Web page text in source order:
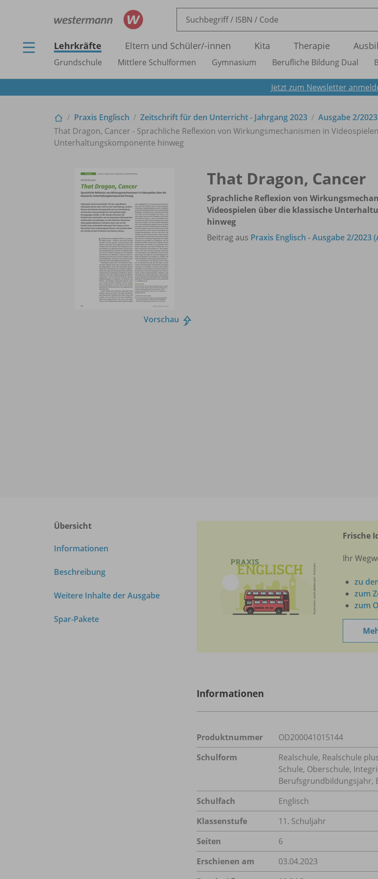
Lehrkräfte Eltern und Schüler/-innen Kita Therapie
Grundschule Mittlere Schulformen Gymnasium Berufliche Bildung Dual
Jetzt zum Newsletter
Praxis Englisch Zeitschrift für den Unterricht - Jahrgang 2023 Ausgabe 2/
That Dragon, Cancer - Sprachliche Reflexion von Wirkungsmechanismen in
Unterhaltungskomponente hinweg
Vorschau
That Dragon, Cancer
Sprachliche Reflexion von
Videospielen über die klassische
hinweg
Beitrag aus Praxis Englisch - Ausgabe 2/2023
Übersicht
Informationen
Beschreibung
Weitere Inhalte der Ausgabe
Spar-Pakete
Frische
Ihr
zu
zum
zum
Informationen
Produktnummer
OD200041015144
Schulform
Realschule, Realschule
Schule, Oberschule,
Berufsgrundbildungsjahr,
Schulfach
Englisch
Klassenstufe
11. Schuljahr
Seiten
6
Erschienen am
03.04.2023